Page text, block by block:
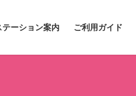
テーション案内 ご利用ガイド